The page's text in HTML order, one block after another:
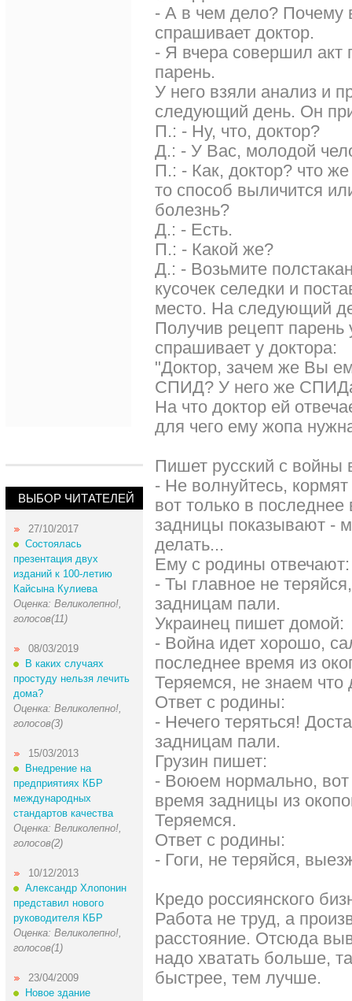
ВЫБОР ЧИТАТЕЛЕЙ
27/10/2017
Состоялась
презентация двух
изданий к 100-летию
Кайсына Кулиева
Оценка: Великолепно!,
голосов(11)
08/03/2019
В каких случаях
простуду нельзя лечить
дома?
Оценка: Великолепно!,
голосов(3)
15/03/2013
Внедрение на
предприятиях КБР
международных
стандартов качества
Оценка: Великолепно!,
голосов(2)
10/12/2013
Александр Хлопонин
представил нового
руководителя КБР
Оценка: Великолепно!,
голосов(1)
23/04/2009
Новое здание
- А в чем дело? Почему
спрашивает доктор.
- Я вчера совершил акт
парень.
У него взяли анализ и
следующий день. Он
П.: - Ну, что, доктор?
Д.: - У Вас, молодой
П.: - Как, доктор? что
то способ выличится
болезнь?
Д.: - Есть.
П.: - Какой же?
Д.: - Возьмите
кусочек селедки и
место. На следующий
Получив рецепт парень
спрашивает у доктора:
"Доктор, зачем же Вы
СПИД? У него же
На что доктор ей
для чего ему жопа
Пишет русский с войны
- Hе волнуйтесь,
вот только в
задницы показывают -
делать...
Ему с родины отвечают:
- Ты главное не
задницам пали.
Украинец пишет домой:
- Война идет хорошо,
последнее время из
Теряемся, не знаем что
Ответ с родины:
- Hечего теряться!
задницам пали.
Грузин пишет:
- Воюем нормально, вот
время задницы из
Теряемся.
Ответ с родины:
- Гоги, не теряйся,
Кредо россиянского
Работа не труд, а
расстояние. Отсюда
надо хватать больше,
быстрее, тем лучше.